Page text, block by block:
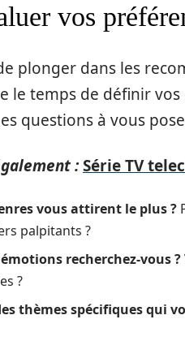
vos
plonger dans les
le temps de définir
questions à vous
:Série TV
vous attirent le plus ?
palpitants ?
recherchez-vous ?
?
thèmes spécifiques qui